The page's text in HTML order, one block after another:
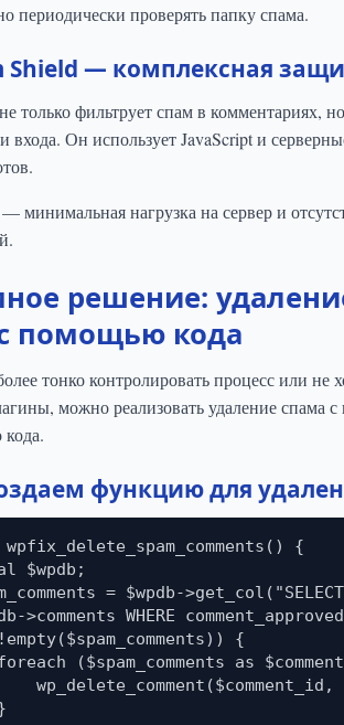
периодически проверять папку спама.
Shield — комплексная
только фильтрует спам в комментариях,
входа. Он использует JavaScript и
минимальная нагрузка на сервер и
решение:
помощью кода
тонко контролировать процесс или не
можно реализовать удаление спама
кода.
функцию для
{
>comments WHERE